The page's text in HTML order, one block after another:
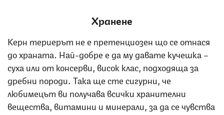
Хранене
Керн териерът не е претенциозен що се отнася
до храната. Най-добре е да му давате кучешка –
суха или от консерви, висок клас, подходяща за
дребни породи. Така ще сте сигурни, че
любимецът ви получава всички хранителни
вещества, витамини и минерали, за да се чувства